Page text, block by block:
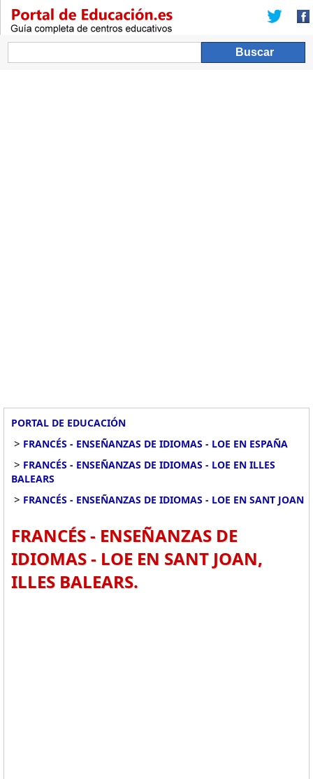
PORTAL DE EDUCACIÓN
> FRANCÉS - ENSEÑANZAS DE IDIOMAS - LOE EN ESPAÑA
> FRANCÉS - ENSEÑANZAS DE IDIOMAS - LOE EN ILLES
BALEARS
> FRANCÉS - ENSEÑANZAS DE IDIOMAS - LOE EN SANT JOAN
FRANCÉS - ENSEÑANZAS DE
IDIOMAS - LOE EN SANT JOAN,
ILLES BALEARS.